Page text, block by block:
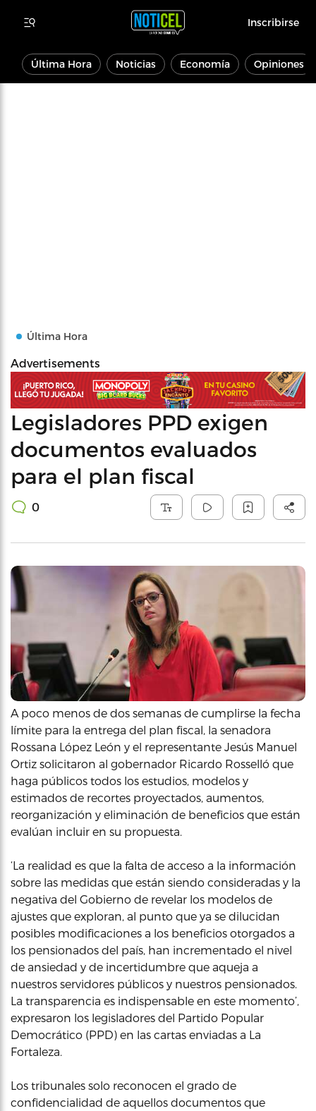
Inscribirse
Última Hora Noticias Economía Opiniones
Última Hora
Advertisements
Legisladores PPD exigen
documentos evaluados
para el plan fiscal
0
A poco menos de dos semanas de cumplirse la fecha
límite para la entrega del plan fiscal, la senadora
Rossana López León y el representante Jesús Manuel
Ortiz solicitaron al gobernador Ricardo Rosselló que
haga públicos todos los estudios, modelos y
estimados de recortes proyectados, aumentos,
reorganización y eliminación de beneficios que están
evalúan incluir en su propuesta.
‘La realidad es que la falta de acceso a la información
sobre las medidas que están siendo consideradas y la
negativa del Gobierno de revelar los modelos de
ajustes que exploran, al punto que ya se dilucidan
posibles modificaciones a los beneficios otorgados a
los pensionados del país, han incrementado el nivel
de ansiedad y de incertidumbre que aqueja a
nuestros servidores públicos y nuestros pensionados.
La transparencia es indispensable en este momento’,
expresaron los legisladores del Partido Popular
Democrático (PPD) en las cartas enviadas a La
Fortaleza.
Los tribunales solo reconocen el grado de
confidencialidad de aquellos documentos que